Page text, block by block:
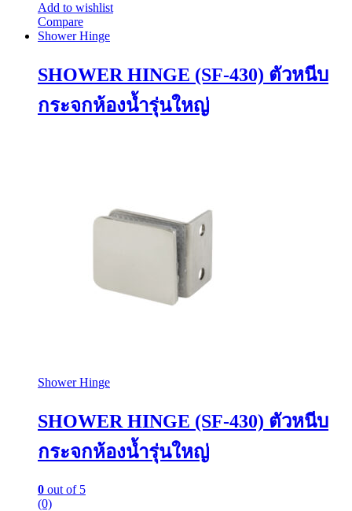
Add to wishlist
Compare
Shower Hinge
SHOWER HINGE (SF-430) ตัวหนีบ
กระจกห้องน้ำรุ่นใหญ่
Shower Hinge
SHOWER HINGE (SF-430) ตัวหนีบ
กระจกห้องน้ำรุ่นใหญ่
0 out of 5
(0)